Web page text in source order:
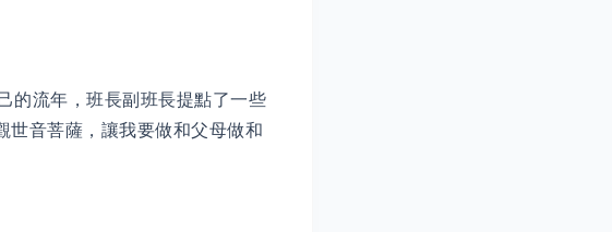
流年，班長副班長提點了一些
世音菩薩，讓我要做和父母做和